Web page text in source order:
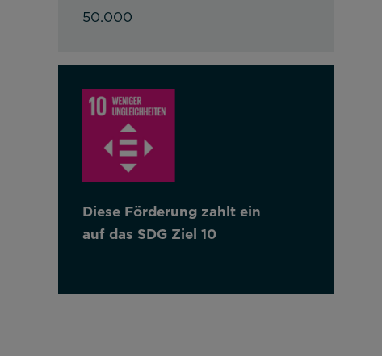
50.000
Diese Förderung zahlt ein
auf das SDG Ziel 10